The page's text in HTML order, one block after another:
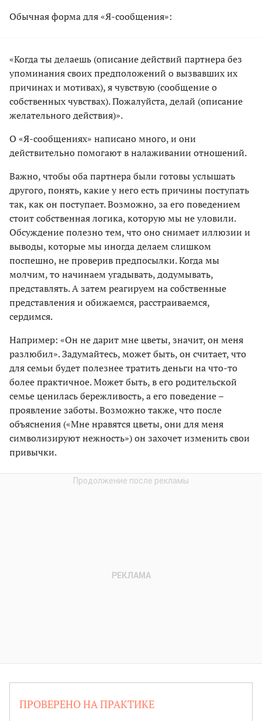
Обычная форма для «Я-сообщения»:
«Когда ты делаешь (описание действий партнера без
упоминания своих предположений о вызвавших их
причинах и мотивах), я чувствую (сообщение о
собственных чувствах). Пожалуйста, делай (описание
желательного действия)».
О «Я-сообщениях» написано много, и они
действительно помогают в налаживании отношений.
Важно, чтобы оба партнера были готовы услышать
другого, понять, какие у него есть причины поступать
так, как он поступает. Возможно, за его поведением
стоит собственная логика, которую мы не уловили.
Обсуждение полезно тем, что оно снимает иллюзии и
выводы, которые мы иногда делаем слишком
поспешно, не проверив предпосылки. Когда мы
молчим, то начинаем угадывать, додумывать,
представлять. А затем реагируем на собственные
представления и обижаемся, расстраиваемся,
сердимся.
Например: «Он не дарит мне цветы, значит, он меня
разлюбил». Задумайтесь, может быть, он считает, что
для семьи будет полезнее тратить деньги на что-то
более практичное. Может быть, в его родительской
семье ценилась бережливость, а его поведение –
проявление заботы. Возможно также, что после
объяснения («Мне нравятся цветы, они для меня
символизируют нежность») он захочет изменить свои
привычки.
ПРОВЕРЕНО НА ПРАКТИКЕ